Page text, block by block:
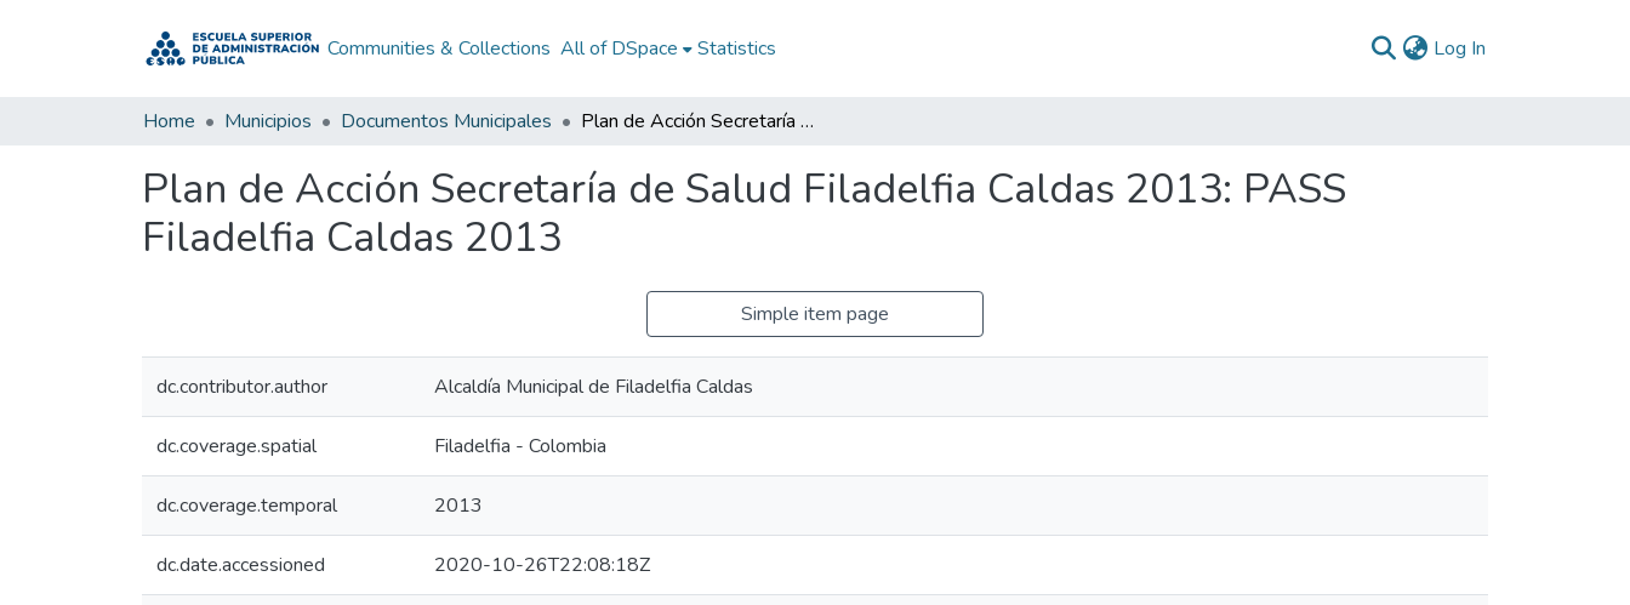
Communities & Collections All of DSpace Statistics Log In
Home Municipios Documentos Municipales Plan de Acción Secretaría de Salud Filadelfia Caldas 2013: PASS Filadelfia Caldas 2013
Plan de Acción Secretaría de Salud Filadelfia Caldas 2013: PASS
Filadelfia Caldas 2013
Simple item page
dc.contributor.author Alcaldía Municipal de Filadelfia Caldas
dc.coverage.spatial Filadelfia - Colombia
dc.coverage.temporal 2013
dc.date.accessioned 2020-10-26T22:08:18Z